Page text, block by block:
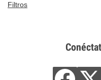
Filtros